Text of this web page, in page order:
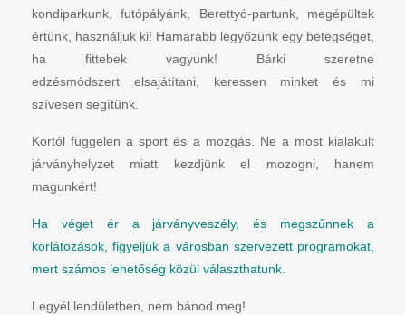
kondiparkunk, futópályánk, Berettyó-partunk, megépültek
értünk, használjuk ki! Hamarabb legyőzünk egy betegséget,
ha fittebek vagyunk! Bárki szeretne
edzésmódszert elsajátítani, keressen minket és mi
szívesen segítünk.
Kortól függelen a sport és a mozgás. Ne a most kialakult
járványhelyzet miatt kezdjünk el mozogni, hanem
magunkért!
Ha véget ér a járványveszély, és megszűnnek a
korlátozások, figyeljük a városban szervezett programokat,
mert számos lehetőség közül választhatunk.
Legyél lendületben, nem bánod meg!